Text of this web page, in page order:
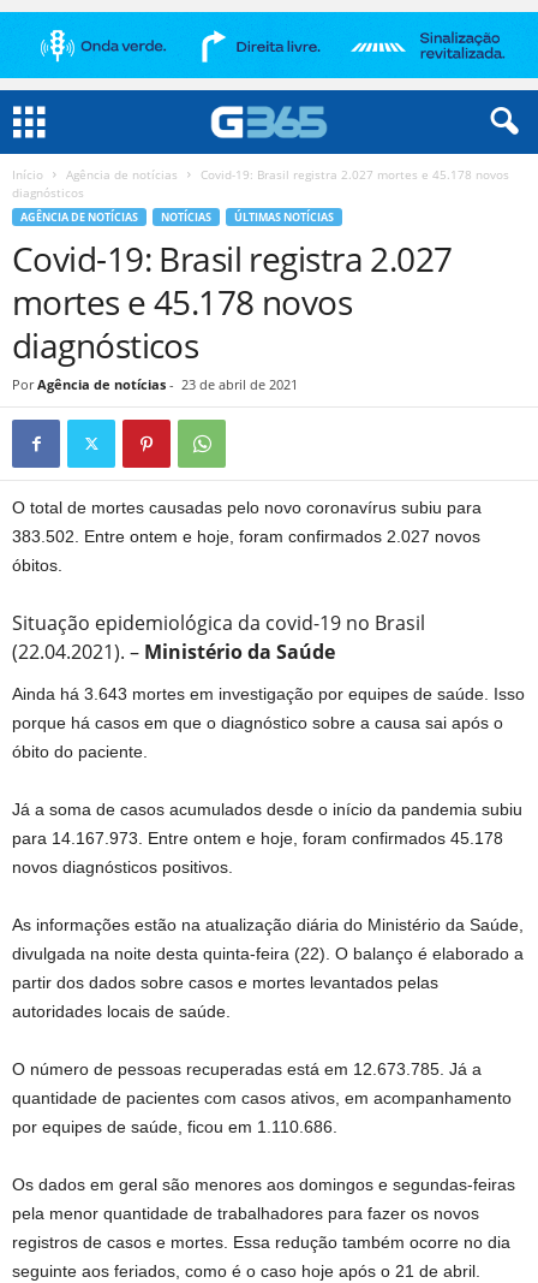
Início Agência de notícias
Covid-19: Brasil registra 2.027 mortes e 45.178 novos
diagnósticos
AGÊNCIA DE NOTÍCIAS NOTÍCIAS ÚLTIMAS NOTÍCIAS
Covid-19: Brasil registra 2.027
mortes e 45.178 novos
diagnósticos
Por Agência de notícias - 23 de abril de 2021
O total de mortes causadas pelo novo coronavírus subiu para
383.502. Entre ontem e hoje, foram confirmados 2.027 novos
óbitos.
Situação epidemiológica da covid-19 no Brasil
(22.04.2021). – Ministério da Saúde
Ainda há 3.643 mortes em investigação por equipes de saúde. Isso
porque há casos em que o diagnóstico sobre a causa sai após o
óbito do paciente.
Já a soma de casos acumulados desde o início da pandemia subiu
para 14.167.973. Entre ontem e hoje, foram confirmados 45.178
novos diagnósticos positivos.
As informações estão na atualização diária do Ministério da Saúde,
divulgada na noite desta quinta-feira (22). O balanço é elaborado a
partir dos dados sobre casos e mortes levantados pelas
autoridades locais de saúde.
O número de pessoas recuperadas está em 12.673.785. Já a
quantidade de pacientes com casos ativos, em acompanhamento
por equipes de saúde, ficou em 1.110.686.
Os dados em geral são menores aos domingos e segundas-feiras
pela menor quantidade de trabalhadores para fazer os novos
registros de casos e mortes. Essa redução também ocorre no dia
seguinte aos feriados, como é o caso hoje após o 21 de abril.